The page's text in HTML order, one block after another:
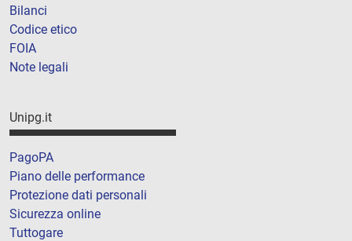
Bilanci
Codice etico
FOIA
Note legali
Unipg.it
PagoPA
Piano delle performance
Protezione dati personali
Sicurezza online
Tuttogare